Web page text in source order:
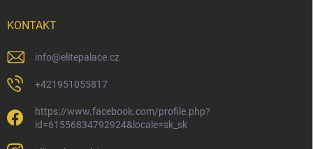
KONTAKT
info@elitepalace.cz
+421951055817
https://www.facebook.com/profile.php?
id=61556834792924&locale=sk_sk